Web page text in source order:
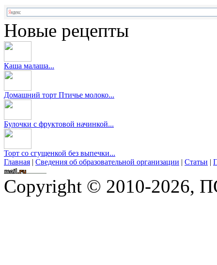
Новые рецепты
Каша малаша...
Домашний торт Птичье молоко...
Булочки с фруктовой начинкой...
Торт со сгущенкой без выпечки...
Главная | Сведения об образовательной организации | Статьи |
Copyright © 2010-2026,